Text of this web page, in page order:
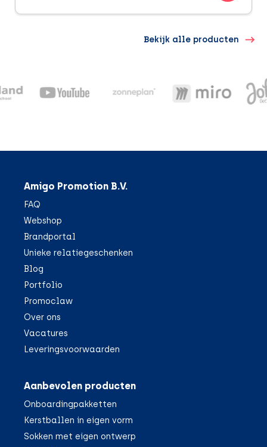
Bekijk alle producten
Amigo Promotion B.V.
FAQ
Webshop
Brandportal
Unieke relatiegeschenken
Blog
Portfolio
Promoclaw
Over ons
Vacatures
Leveringsvoorwaarden
Aanbevolen producten
Onboardingpakketten
Kerstballen in eigen vorm
Sokken met eigen ontwerp